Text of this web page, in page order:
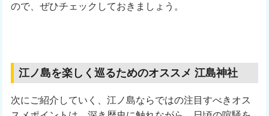
ので、ぜひチェックしておきましょう。
江ノ島を楽しく巡るためのオススメ 江島神社
次にご紹介していく、江ノ島ならではの注目すべきオス